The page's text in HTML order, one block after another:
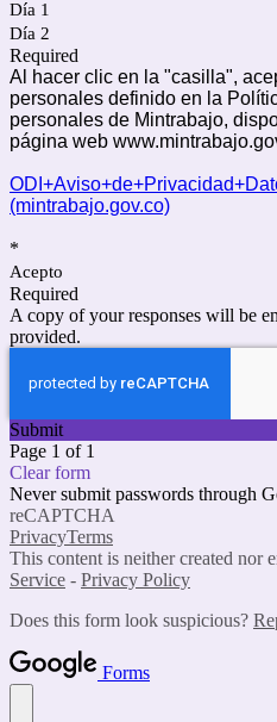
Día 1
Día 2
Required
Al hacer clic en la "casilla",
personales definido en la
personales de Mintrabajo,
página web
(mintrabajo.gov.co)
*
Acepto
Required
A copy of your responses will be
provided.
Submit
Page 1 of 1
Clear form
Never submit passwords through
reCAPTCHA
PrivacyTerms
This content is neither created nor
Service - Privacy Policy
Does this form look suspicious?
Forms